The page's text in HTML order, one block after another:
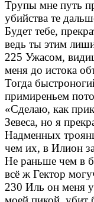
Трупы мне путь
убийства те
Будет тебе,
ведь ты этим
225 Ужасом,
меня до истока
Тогда
примиреньем
«Сделаю, как
Зевеса, но я
Надменных
чем их, в Илион
Не раньше чем в
всё ж Гектор
230 Иль он меня